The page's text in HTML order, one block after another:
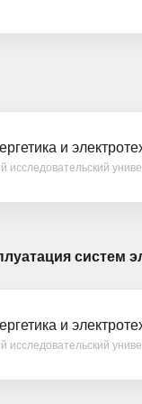
и
исследовательский
систем
и
исследовательский